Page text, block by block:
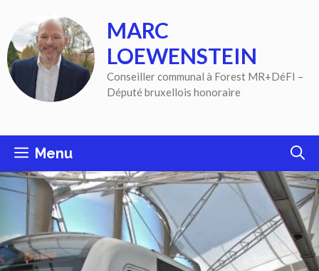
contenu
MARC
LOEWENSTEIN
Conseiller communal à Forest MR+DéFI –
Député bruxellois honoraire
Menu